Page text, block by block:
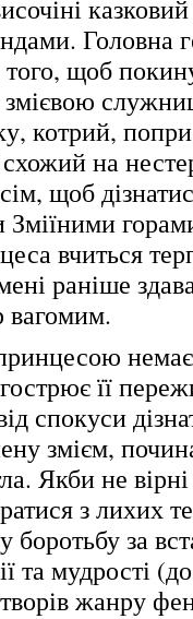
Головна
щоб
змієвою
котрий,
схожий на
щоб
Зміїними
вчиться
раніше
вагомим.
немає
її
спокуси
змієм,
Якби не
з лихих
боротьбу за
та мудрості
жанру